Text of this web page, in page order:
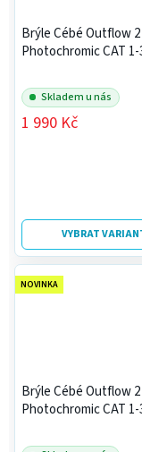
Brýle Cébé Outflow 2
Photochromic CAT 1-
Skladem u nás
1 990 Kč
VYBRAT
Brýle Cébé Outflow 2
Photochromic CAT 1-
NOVINKA